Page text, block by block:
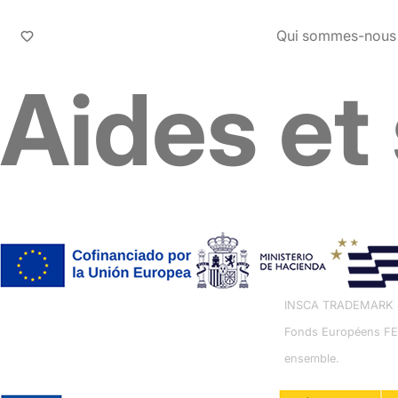
Qui sommes-nous
Aides
INSCA
Fonds Européens
ensemble.